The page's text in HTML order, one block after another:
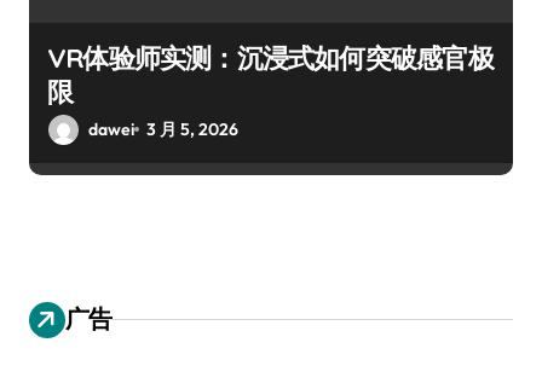
VR体验师实测：沉浸式如何突破感官极
限
dawei 3 月 5, 2026
广告